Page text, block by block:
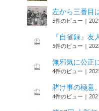
左から三番目
5件のビュー |
『自省録』友
5件のビュー |
無邪気に公正
4件のビュー |
賭け事の極意。
4件のビュー |